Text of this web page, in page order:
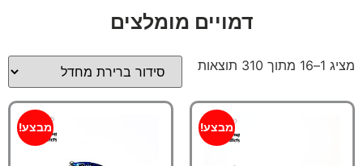
דמויים מומלצים
מציג 1–16 מתוך 310 תוצאות
מבצע! מבצע!